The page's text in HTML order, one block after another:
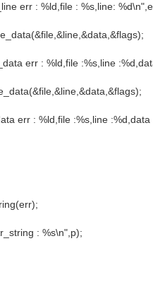
: %ld,file : %s,line:
err : %ld,file :%s,line
err : %ld,file :%s,line :%d,data
: %s\n",p);